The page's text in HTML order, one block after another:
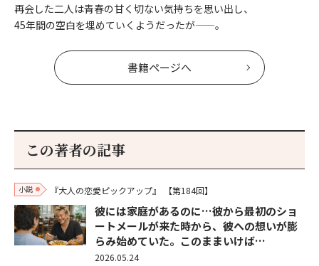
再会した二人は青春の甘く切ない気持ちを思い出し、
45年間の空白を埋めていくようだったが——。
書籍ページへ
この著者の記事
小説 『大人の恋愛ピックアップ』 【第184回】
彼には家庭があるのに…彼から最初のショ
ートメールが来た時から、彼への想いが膨
らみ始めていた。このままいけば…
2026.05.24